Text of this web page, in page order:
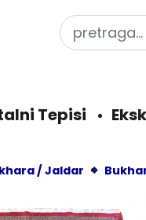
Tepisi
/ Jaldar